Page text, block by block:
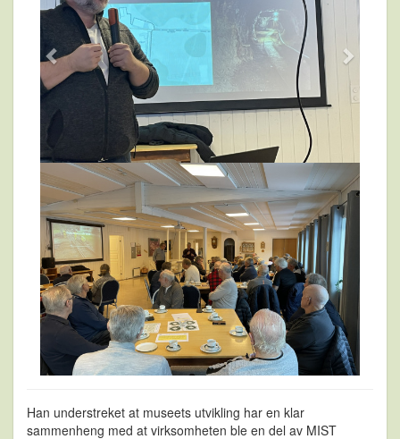
Han understreket at museets utvikling har en klar
sammenheng med at virksomheten ble en del av MIST